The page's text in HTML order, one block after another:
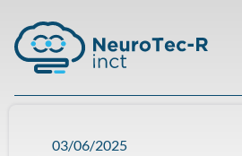
03/06/2025